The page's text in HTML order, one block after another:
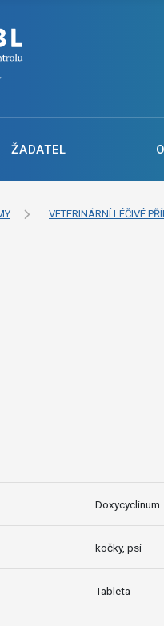
ŽADATEL
VETERINÁRNÍ LÉČIVÉ
Doxycyclinum
kočky, psi
Tableta